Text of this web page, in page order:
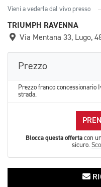
Vieni a vederla dal vivo presso
TRIUMPH RAVENNA
Via Mentana 33, Lugo,
Prezzo
Prezzo franco concessionario
strada.
Blocca questa offerta con
sicuro.